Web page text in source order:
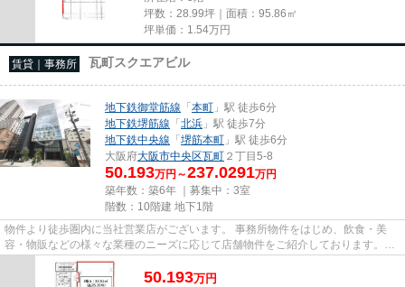
坪数：28.99坪｜面積：95.86㎡
坪単価： 1.54万円
賃貸｜事務所 瓦町スクエアビル
地下鉄御堂筋線 「本町 」駅 徒歩6分
地下鉄堺筋線 「北浜 」駅 徒歩7分
地下鉄中央線 「堺筋本町 」駅 徒歩6分
大阪府大阪市中央区瓦町 ２丁目5-8
50.193万円～237.0291万円
築年数：築6年 ｜募集中： 3室
階数：10階建 地下1階
物件より徒歩圏内に当社営業店がございます。 事務所物件をはじめ、飲食・美
容・物販などの様々な業種のニーズに応じて店舗物件をご紹介しております。
尚、弊社ではおとり広告は一切...
50.193万円